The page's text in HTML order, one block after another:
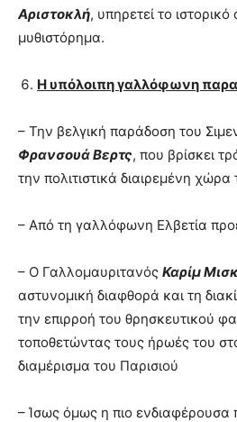
Αριστοκλή, υπηρετεί το
μυθιστόρημα.
Η υπόλοιπη γαλλόφωνη
– Την βελγική παράδοση του
Φρανσουά Βερτς, που βρίσκει
την πολιτιστικά διαιρεμένη χώρα
– Από τη γαλλόφωνη Ελβετία
– Ο Γαλλομαυριτανός Καρίμ
αστυνομική διαφθορά και τη
την επιρροή του θρησκευτικού
τοποθετώντας τους ήρωές του
διαμέρισμα του Παρισιού
– Ίσως όμως η πιο ενδιαφέρουσα